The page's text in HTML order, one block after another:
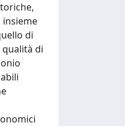
insieme
di
qualità di